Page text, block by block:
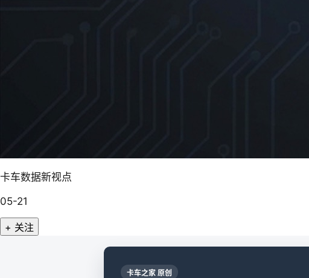
卡车数据新视点
05-21
+ 关注
卡车之家 原创